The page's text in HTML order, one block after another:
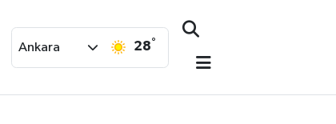
Ankara 28°